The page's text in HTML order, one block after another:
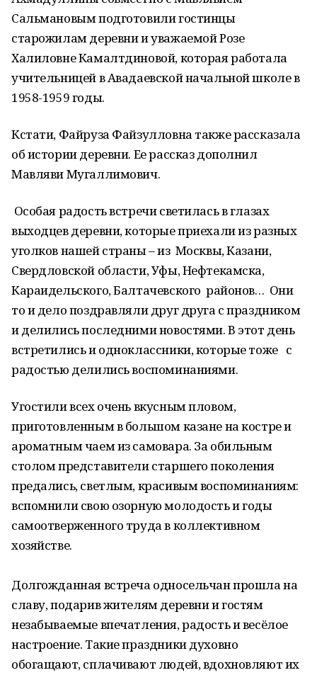
Сальмановым подготовили гостинцы
старожилам деревни и уважаемой Розе
Халиловне Камалтдиновой, которая работала
учительницей в Авадаевской начальной школе в
1958-1959 годы.
Кстати, Файруза Файзулловна также рассказала
об истории деревни. Ее рассказ дополнил
Мавляви Мугаллимович.
Особая радость встречи светилась в глазах
выходцев деревни, которые приехали из разных
уголков нашей страны – из Москвы, Казани,
Свердловской области, Уфы, Нефтекамска,
Караидельского, Балтачевского районов… Они
то и дело поздравляли друг друга с праздником
и делились последними новостями. В этот день
встретились и одноклассники, которые тоже с
радостью делились воспоминаниями.
Угостили всех очень вкусным пловом,
приготовленным в большом казане на костре и
ароматным чаем из самовара. За обильным
столом представители старшего поколения
предались, светлым, красивым воспоминаниям:
вспомнили свою озорную молодость и годы
самоотверженного труда в коллективном
хозяйстве.
Долгожданная встреча односельчан прошла на
славу, подарив жителям деревни и гостям
незабываемые впечатления, радость и весёлое
настроение. Такие праздники духовно
обогащают, сплачивают людей, вдохновляют их